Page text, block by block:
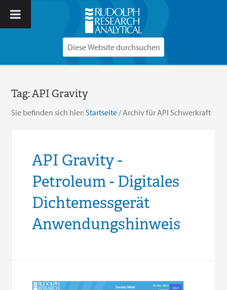
Tag:API Gravity
Sie befinden sich hier: Startseite /Archiv für API Schwerkraft
API Gravity -
Petroleum - Digitales
Dichtemessgerät
Anwendungshinweis